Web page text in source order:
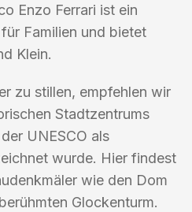
Enzo Ferrari ist ein
Familien und bietet
Klein.
zu stillen, empfehlen wir
Stadtzentrums
UNESCO als
wurde. Hier findest
wie den Dom
Glockenturm.